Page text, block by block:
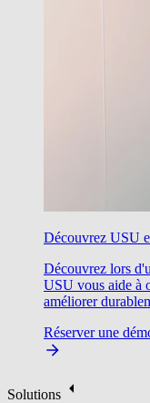
Découvrez USU
Découvrez lors
USU vous aide à
améliorer
Réserver une
Solutions